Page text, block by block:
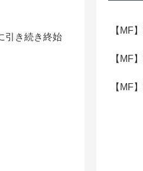
引き続き終始
【MF
【MF
【MF